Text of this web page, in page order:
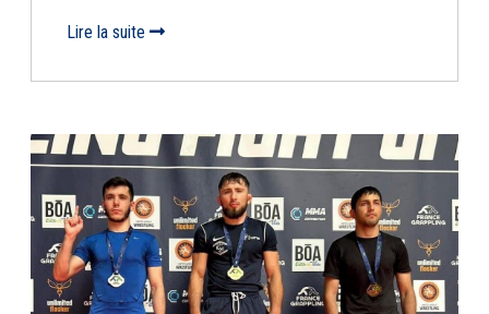
Lire la suite